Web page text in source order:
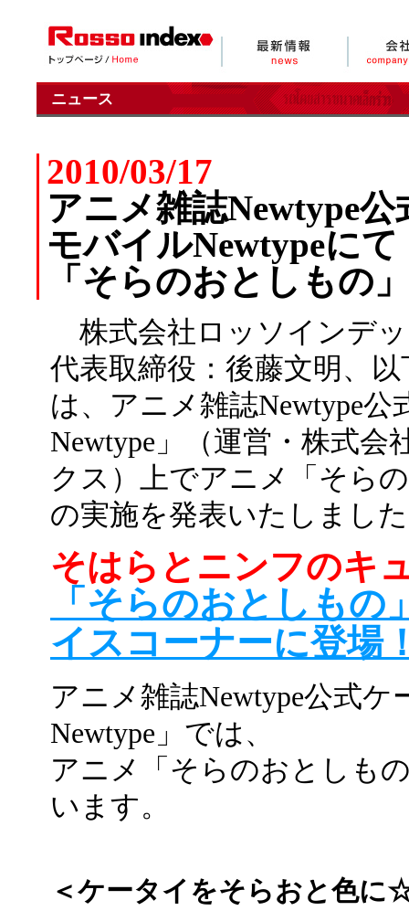
ニュース
2010/03/17
アニメ雑誌Newtype
モバイルNewtypeにて
「そらのおとしもの
株式会社ロッソインデ
代表取締役：後藤文明、
は、アニメ雑誌Newtype
Newtype」（運営・株式
クス）上でアニメ「そら
の実施を発表いたしまし
そはらとニンフのキ
「そらのおとしもの
イスコーナーに登場
アニメ雑誌Newtype公式
Newtype」では、
アニメ「そらのおとしも
います。
＜ケータイをそらおと色に